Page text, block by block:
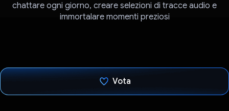
chattare ogni giorno, creare selezioni di tracce audio e
immortalare momenti preziosi
Vota